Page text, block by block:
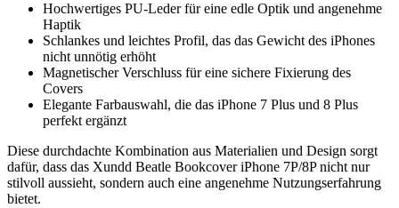
Hochwertiges PU-Leder für eine edle Optik und angenehme
Haptik
Schlankes und leichtes Profil, das das Gewicht des iPhones
nicht unnötig erhöht
Magnetischer Verschluss für eine sichere Fixierung des
Covers
Elegante Farbauswahl, die das iPhone 7 Plus und 8 Plus
perfekt ergänzt
Diese durchdachte Kombination aus Materialien und Design sorgt
dafür, dass das Xundd Beatle Bookcover iPhone 7P/8P nicht nur
stilvoll aussieht, sondern auch eine angenehme Nutzungserfahrung
bietet.